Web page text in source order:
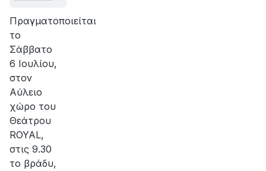
Πραγματοποιείται
το
Σάββατο
6 Ιουλίου,
στον
Αύλειο
χώρο του
Θεάτρου
ROYAL,
στις 9.30
το βράδυ,